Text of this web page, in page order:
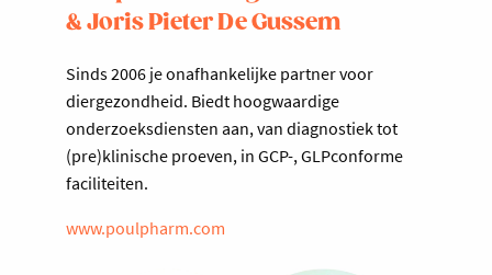
& Joris Pieter De Gussem
Sinds 2006 je onafhankelijke partner voor
diergezondheid. Biedt hoogwaardige
onderzoeksdiensten aan, van diagnostiek tot
(pre)klinische proeven, in GCP-, GLPconforme
faciliteiten.
www.poulpharm.com